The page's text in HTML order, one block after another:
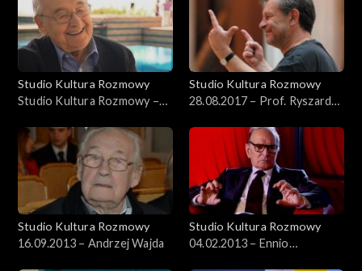
Studio Kultura Rozmowy
Studio Kultura Rozmowy –
Studio Kultura Rozmowy
28.08.2017 – Prof. Ryszard
Studio Kultura Rozmowy
16.09.2013 – Andrzej Wajda
Studio Kultura Rozmowy
04.02.2013 – Ennio